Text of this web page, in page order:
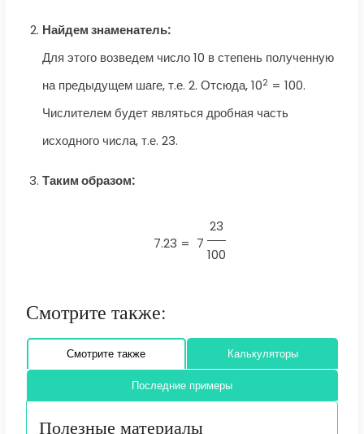
Найдем знаменатель:
Для этого возведем число 10 в степень полученную
на предыдущем шаге, т.е. 2. Отсюда, 102= 100.
Числителем будет являться дробная часть
исходного числа, т.е. 23.
Таким образом:
7.23 = 7
23
100
Смотрите также:
Смотрите также Калькуляторы
Последние примеры
Полезные материалы